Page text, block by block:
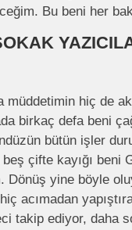
Bu beni her
müddetimin hiç de
birkaç defa beni
bütün işler
çifte kayığı beni
Dönüş yine böyle
acımadan
takip ediyor, daha